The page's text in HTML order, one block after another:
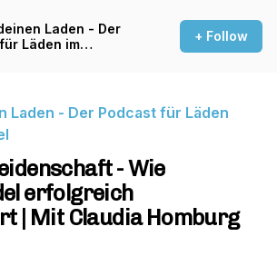
Laden - Der
Läden im
+ Follow
Laden - Der Podcast für Läden
- Wie
erfolgreich
| Mit Claudia Homburg